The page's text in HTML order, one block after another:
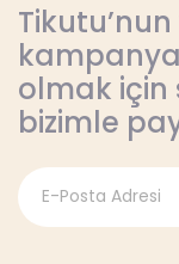
olmak için
bizimle